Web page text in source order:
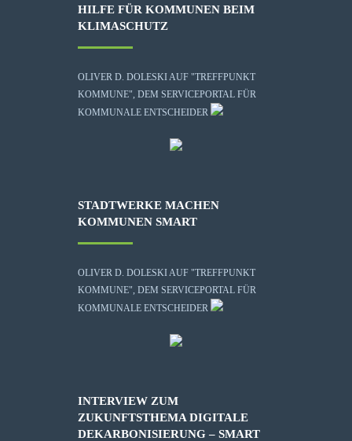
HILFE FÜR KOMMUNEN BEIM
KLIMASCHUTZ
OLIVER D. DOLESKI AUF "TREFFPUNKT
KOMMUNE", DEM SERVICEPORTAL FÜR
KOMMUNALE ENTSCHEIDER
STADTWERKE MACHEN
KOMMUNEN SMART
OLIVER D. DOLESKI AUF "TREFFPUNKT
KOMMUNE", DEM SERVICEPORTAL FÜR
KOMMUNALE ENTSCHEIDER
INTERVIEW ZUM
ZUKUNFTSTHEMA DIGITALE
DEKARBONISIERUNG – SMART